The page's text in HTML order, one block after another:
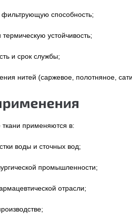
способность;
устойчивость;
и срок службы;
нитей (саржевое, полотняное,
применяются в:
воды и сточных вод;
промышленности;
отрасли;